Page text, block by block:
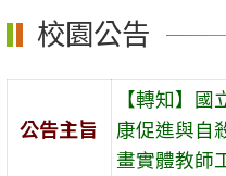
區
校園公告
公告主旨
【轉知】
康促進與自
畫實體教師